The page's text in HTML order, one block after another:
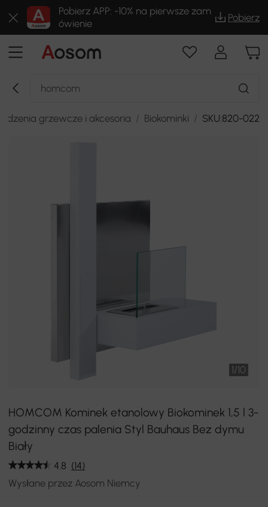
Pobierz APP: -10% na pierwsze zam
ówienie
Pobierz
grzewcze i akcesoria / Biokominki / SKU:820-022
1/10
HOMCOM Kominek etanolowy Biokominek 1,5 l 3-
godzinny czas palenia Styl Bauhaus Bez dymu
Biały
4.8 (14)
Wysłane przez Aosom Niemcy